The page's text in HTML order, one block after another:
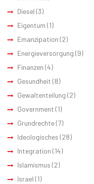
Diesel (3)
Eigentum (1)
Emanzipation (2)
Energieversorgung (9)
Finanzen (4)
Gesundheit (8)
Gewaltenteilung (2)
Government (1)
Grundrechte(7)
Ideologisches (28)
Integration (14)
Islamismus (2)
Israel (1)